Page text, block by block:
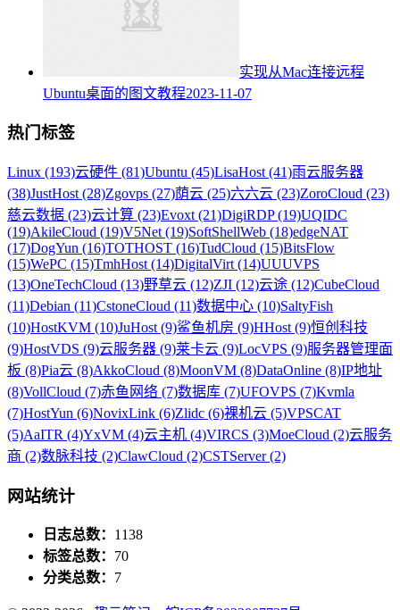
实现从Mac连接远程
Ubuntu桌面的图文教程2023-11-07
热门标签
Linux (193)云硬件 (81)Ubuntu (45)LisaHost (41)雨云服务器
(38)JustHost (28)Zgovps (27)荫云 (25)六六云 (23)ZoroCloud (23)
慈云数据 (23)云计算 (23)Evoxt (21)DigiRDP (19)UQIDC
(19)AkileCloud (19)V5Net (19)SoftShellWeb (18)edgeNAT
(17)DogYun (16)TOTHOST (16)TudCloud (15)BitsFlow
(15)WePC (15)TmhHost (14)DigitalVirt (14)UUUVPS
(13)OneTechCloud (13)野草云 (12)ZJI (12)云途 (12)CubeCloud
(11)Debian (11)CstoneCloud (11)数据中心 (10)SaltyFish
(10)HostKVM (10)JuHost (9)鲨鱼机房 (9)HHost (9)恒创科技
(9)HostVDS (9)云服务器 (9)莱卡云 (9)LocVPS (9)服务器管理面
板 (8)Pia云 (8)AkkoCloud (8)MoonVM (8)DataOnline (8)IP地址
(8)VollCloud (7)赤鱼网络 (7)数据库 (7)UFOVPS (7)Kvmla
(7)HostYun (6)NovixLink (6)Zlidc (6)裸机云 (5)VPSCAT
(5)AaITR (4)YxVM (4)云主机 (4)VIRCS (3)MoeCloud (2)云服务
商 (2)数脉科技 (2)ClawCloud (2)CSTServer (2)
网站统计
日志总数： 1138
标签总数： 70
分类总数： 7